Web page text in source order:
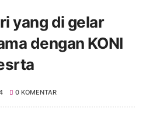
yang di gelar
dengan KONI
0 KOMENTAR